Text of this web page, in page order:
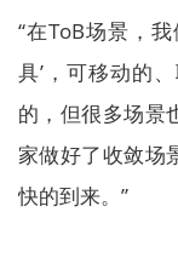
“在ToB场景，
具’，可移动的
的，但很多场景
家做好了收敛场
快的到来。”